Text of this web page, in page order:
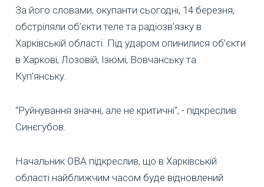
За його словами, окупанти сьогодні, 14 березня,
обстріляли об’єкти теле та радіозв’язку в
Харківській області. Під ударом опинилися об’єкти
в Харкові, Лозовій, Ізюмі, Вовчанську та
Куп’янську.
"Руйнування значні, але не критичні", - підкреслив
Синєгубов.
Начальник ОВА підкреслив, що в Харківській
області найближчим часом буде відновлений